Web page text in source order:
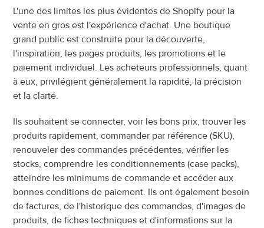
L'une des limites les plus évidentes de Shopify pour la
vente en gros est l'expérience d'achat. Une boutique
grand public est construite pour la découverte,
l'inspiration, les pages produits, les promotions et le
paiement individuel. Les acheteurs professionnels, quant
à eux, privilégient généralement la rapidité, la précision
et la clarté.
Ils souhaitent se connecter, voir les bons prix, trouver les
produits rapidement, commander par référence (SKU),
renouveler des commandes précédentes, vérifier les
stocks, comprendre les conditionnements (case packs),
atteindre les minimums de commande et accéder aux
bonnes conditions de paiement. Ils ont également besoin
de factures, de l'historique des commandes, d'images de
produits, de fiches techniques et d'informations sur la